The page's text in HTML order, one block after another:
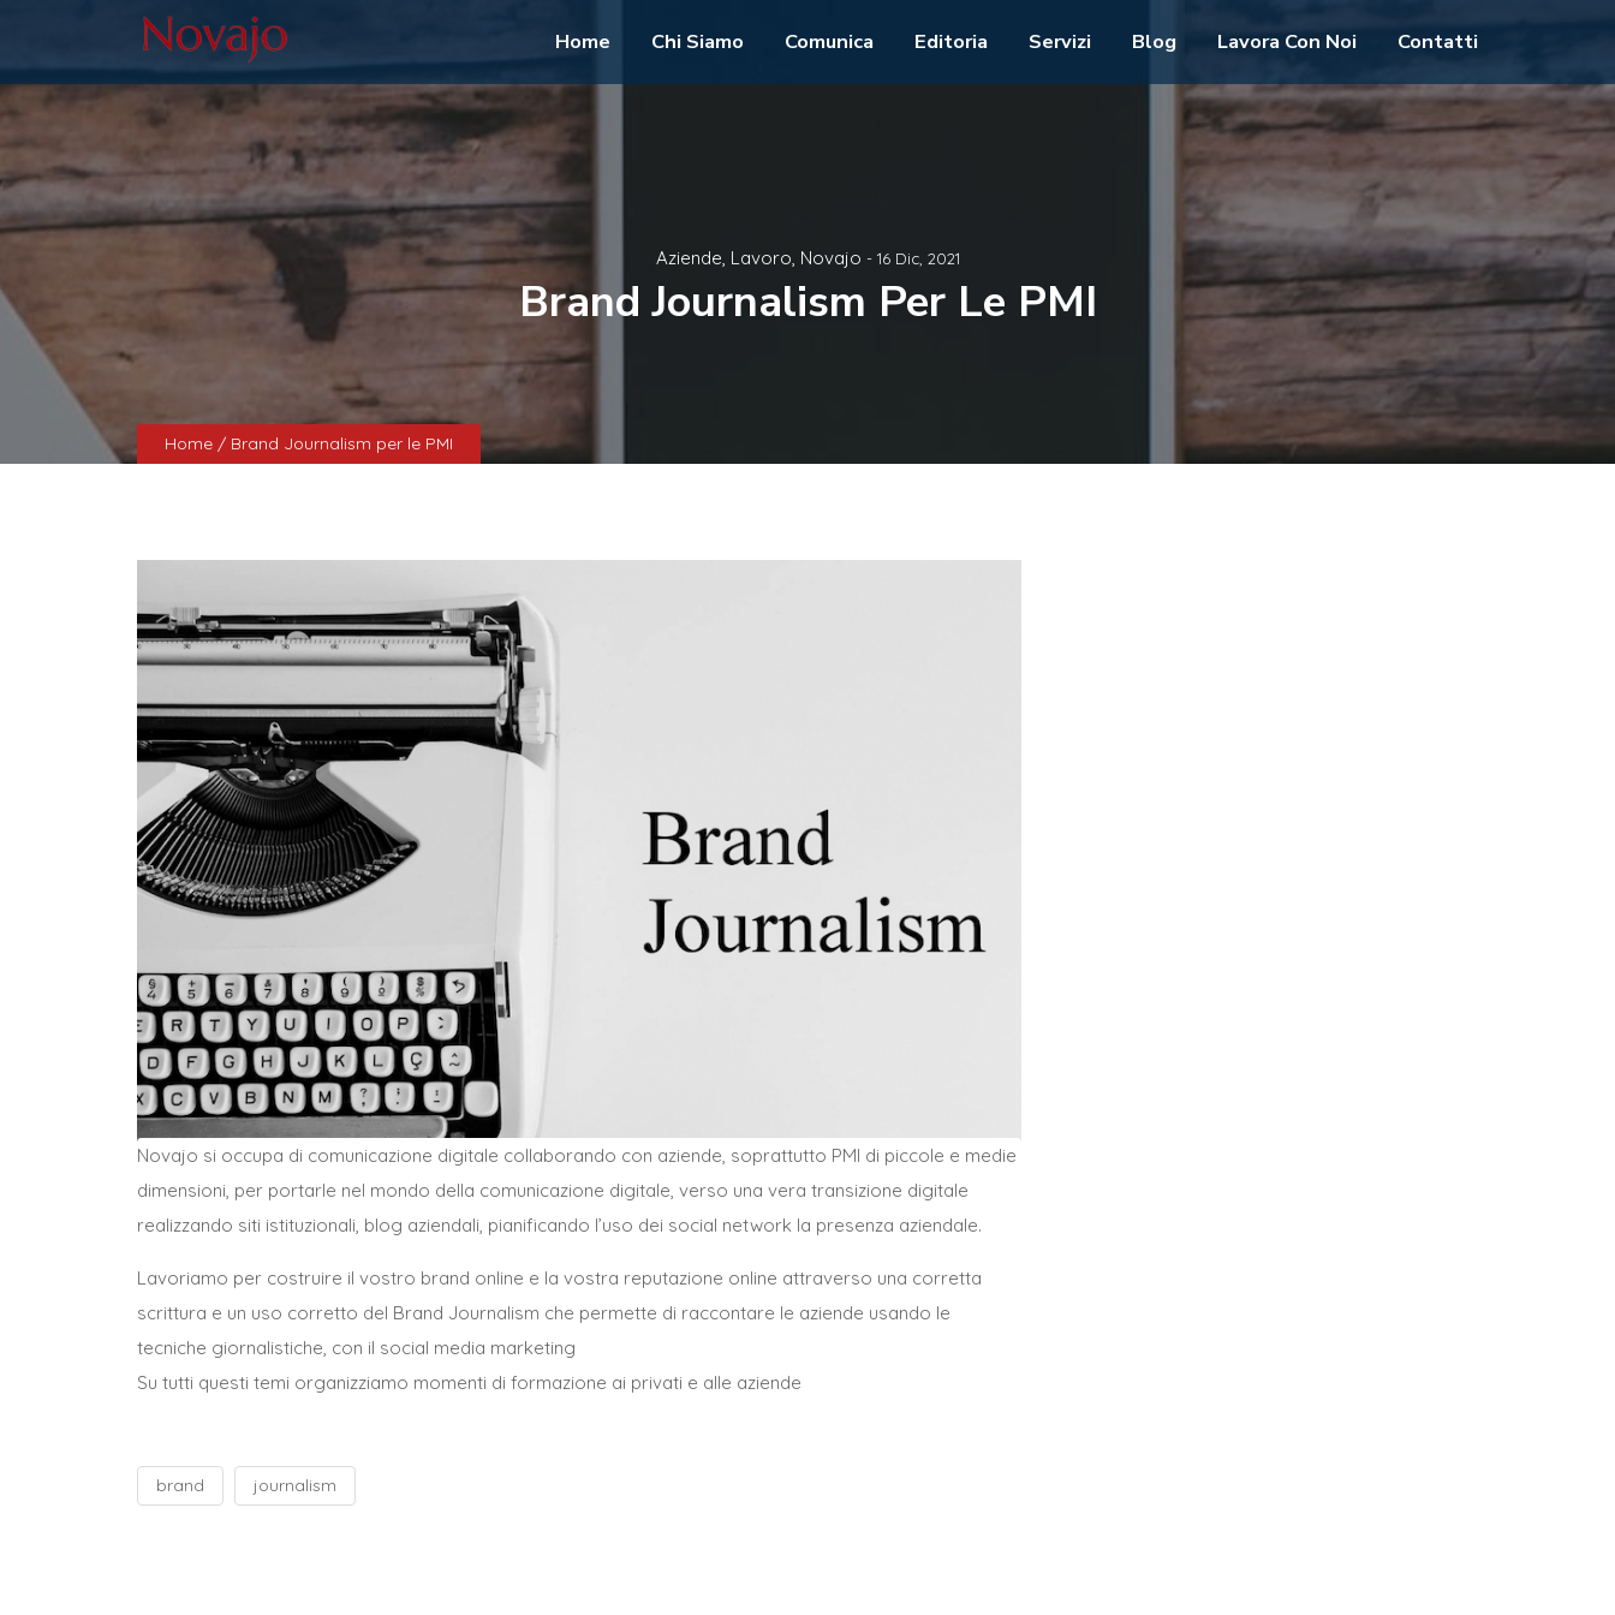
Home Chi Siamo Comunica Editoria Servizi Blog Lavora Con Noi Contatti
Aziende, Lavoro, Novajo - 16 Dic, 2021
Brand Journalism Per Le PMI
Home / Brand Journalism per le PMI
Novajo si occupa di comunicazione digitale collaborando con aziende, soprattutto PMI di piccole e medie
dimensioni, per portarle nel mondo della comunicazione digitale, verso una vera transizione digitale
realizzando siti istituzionali, blog aziendali, pianificando l’uso dei social network la presenza aziendale.
Lavoriamo per costruire il vostro brand online e la vostra reputazione online attraverso una corretta
scrittura e un uso corretto del Brand Journalism che permette di raccontare le aziende usando le
tecniche giornalistiche, con il social media marketing
Su tutti questi temi organizziamo momenti di formazione ai privati e alle aziende
brand journalism